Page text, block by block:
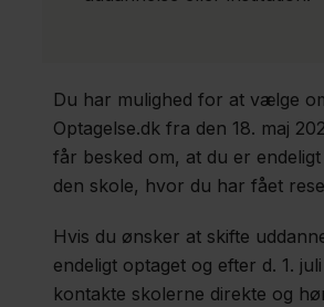
Du har mulighed for at vælge
Optagelse.dk fra den 18. maj
får besked om, at du er
den skole, hvor du har fået
Hvis du ønsker at skifte
endeligt optaget og efter d. 1.
kontakte skolerne direkte og